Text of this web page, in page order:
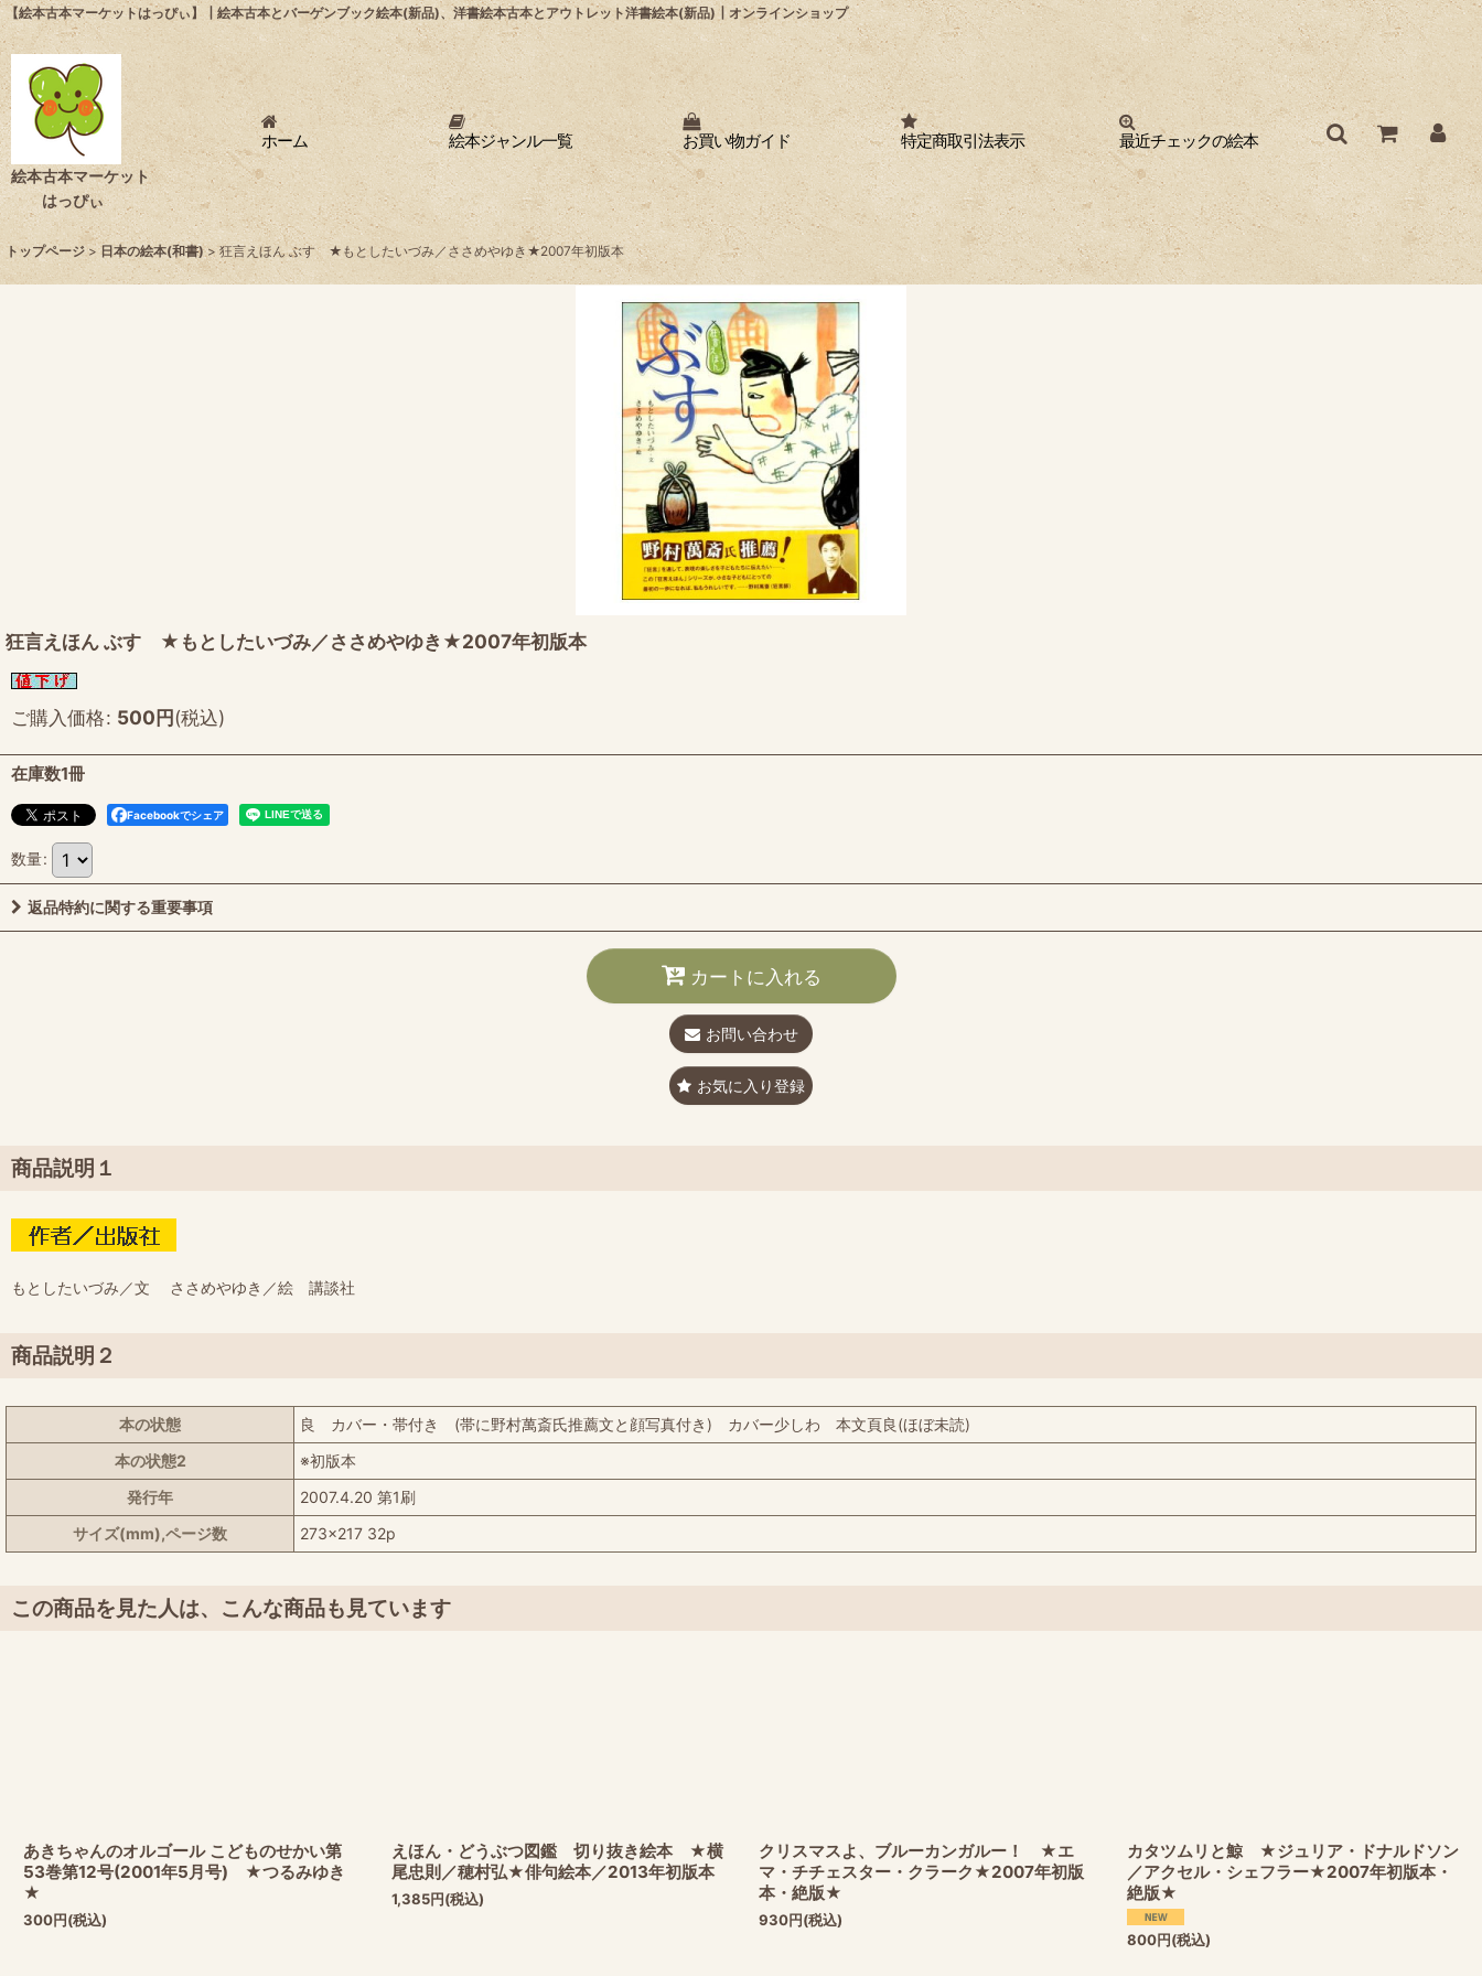
【絵本古本マーケットはっぴぃ】┃絵本古本とバーゲンブック絵本(新品)、洋書絵本古本とアウトレット洋書絵本(新品)┃オンラインショップ
絵本古本マーケット
はっぴぃ
ホーム 絵本ジャンル一覧 お買い物ガイド 特定商取引法表示 最近チェックの絵本
トップページ > 日本の絵本(和書) > 狂言えほん ぶす ★もとしたいづみ／ささめやゆき★2007年初版本
狂言えほん ぶす ★もとしたいづみ／ささめやゆき★2007年初版本
ご購入価格: 500円(税込)
在庫数1冊
Facebookでシェア
数量:
返品特約に関する重要事項
カートに入れる
お問い合わせ
お気に入り登録
商品説明１
もとしたいづみ／文 ささめやゆき／絵 講談社
商品説明２
本の状態
良 カバー・帯付き (帯に野村萬斎氏推薦文と顔写真付き) カバー少しわ 本文頁良(ほぼ未読)
本の状態2
※初版本
発行年
2007.4.20 第1刷
サイズ(mm),ページ数
273x217 32p
この商品を見た人は、こんな商品も見ています
あきちゃんのオルゴール こどものせかい第
53巻第12号(2001年5月号) ★つるみゆき
★
300円(税込)
えほん・どうぶつ図鑑 切り抜き絵本 ★横
尾忠則／穂村弘★俳句絵本／2013年初版本
1,385円(税込)
クリスマスよ、ブルーカンガルー！ ★エ
マ・チチェスター・クラーク★2007年初版
本・絶版★
930円(税込)
カタツムリと鯨 ★ジュリア・ドナルドソン
／アクセル・シェフラー★2007年初版本・
絶版★
800円(税込)